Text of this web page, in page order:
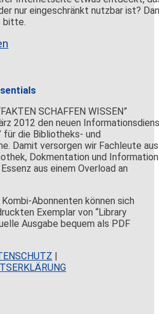
nur eingeschränkt nutzbar ist?
bitte.
SCHAFFEN WISSEN”
2012 den neuen
für die Bibliotheks- und
Damit versorgen wir Fachleute aus
Dokmentation und Information
aus einem Overload an
Abonnenten können sich
Exemplar von “Library
Ausgabe bequem als PDF